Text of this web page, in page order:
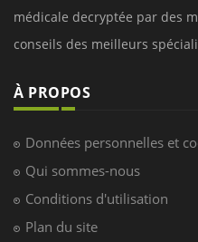
médicale decryptée par des
conseils des meilleurs
À PROPOS
Données personnelles et
Qui sommes-nous
Conditions d'utilisation
Plan du site